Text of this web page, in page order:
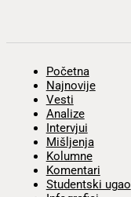
Početna
Najnovije
Vesti
Analize
Intervjui
Mišljenja
Kolumne
Komentari
Studentski ugao